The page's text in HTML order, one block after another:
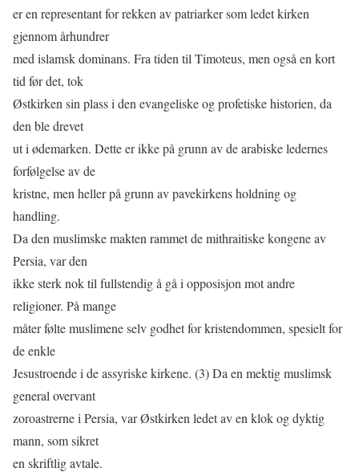
er en representant for rekken av patriarker som ledet kirken
gjennom århundrer
med islamsk dominans. Fra tiden til Timoteus, men også en kort
tid før det, tok
Østkirken sin plass i den evangeliske og profetiske historien, da
den ble drevet
ut i ødemarken. Dette er ikke på grunn av de arabiske ledernes
forfølgelse av de
kristne, men heller på grunn av pavekirkens holdning og
handling.
Da den muslimske makten rammet de mithraitiske kongene av
Persia, var den
ikke sterk nok til fullstendig å gå i opposisjon mot andre
religioner. På mange
måter følte muslimene selv godhet for kristendommen, spesielt for
de enkle
Jesustroende i de assyriske kirkene. (3) Da en mektig muslimsk
general overvant
zoroastrerne i Persia, var Østkirken ledet av en klok og dyktig
mann, som sikret
en skriftlig avtale.